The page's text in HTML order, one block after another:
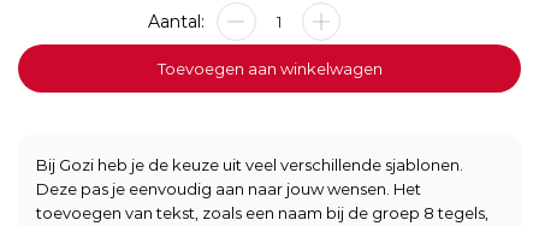
De
Vuurtoren
Template
aantal
Toevoegen aan winkelwagen
Bij Gozi heb je de keuze uit veel verschillende sjablonen.
Deze pas je eenvoudig aan naar jouw wensen. Het
toevoegen van tekst, zoals een naam bij de groep 8 tegels,